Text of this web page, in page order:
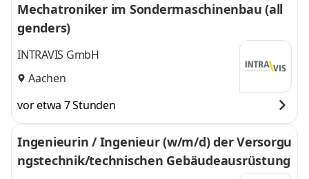
Mechatroniker im Sondermaschinenbau (all
genders)
INTRAVIS GmbH
Aachen
vor etwa 7 Stunden
Ingenieurin / Ingenieur (w/m/d) der Versorgu
ngstechnik/technischen Gebäudeausrüstung